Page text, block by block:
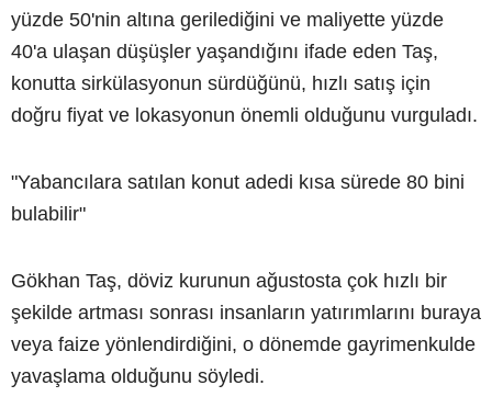
yüzde 50'nin altına gerilediğini ve maliyette yüzde
40'a ulaşan düşüşler yaşandığını ifade eden Taş,
konutta sirkülasyonun sürdüğünü, hızlı satış için
doğru fiyat ve lokasyonun önemli olduğunu vurguladı.
"Yabancılara satılan konut adedi kısa sürede 80 bini
bulabilir"
Gökhan Taş, döviz kurunun ağustosta çok hızlı bir
şekilde artması sonrası insanların yatırımlarını buraya
veya faize yönlendirdiğini, o dönemde gayrimenkulde
yavaşlama olduğunu söyledi.